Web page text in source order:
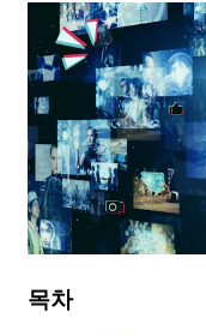
목차